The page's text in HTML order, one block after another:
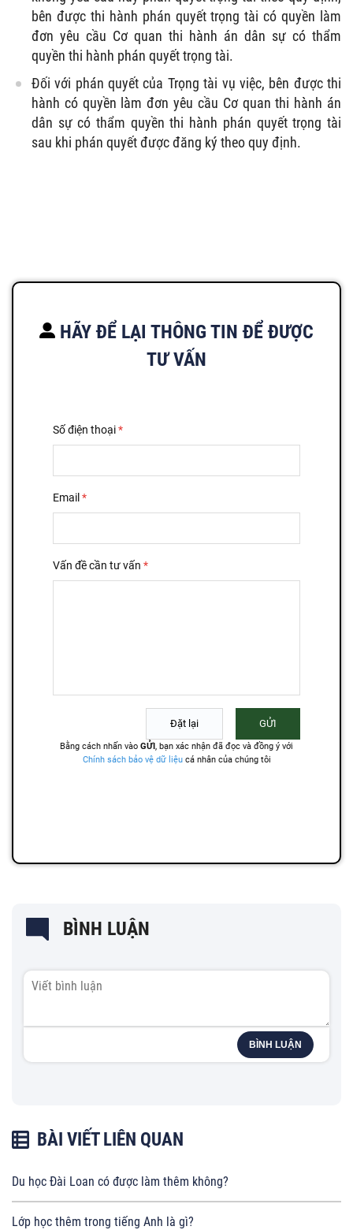
bên được thi hành phán quyết trọng tài có quyền làm
đơn yêu cầu Cơ quan thi hành án dân sự có thẩm
quyền thi hành phán quyết trọng tài.
Đối với phán quyết của Trọng tài vụ việc, bên được thi
hành có quyền làm đơn yêu cầu Cơ quan thi hành án
dân sự có thẩm quyền thi hành phán quyết trọng tài
sau khi phán quyết được đăng ký theo quy định.
HÃY ĐỂ LẠI THÔNG TIN ĐỂ ĐƯỢC
TƯ VẤN
BÌNH LUẬN
BÌNH LUẬN
BÀI VIẾT LIÊN QUAN
Du học Đài Loan có được làm thêm không?
Lớp học thêm trong tiếng Anh là gì?